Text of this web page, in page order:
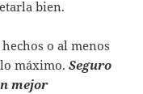
bien.
o al menos
lo máximo.Seguro
mejor